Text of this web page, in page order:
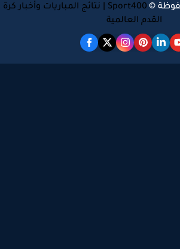
©
Sport400 | نتائج المباريات وأخبار كرة
القدم العالمية